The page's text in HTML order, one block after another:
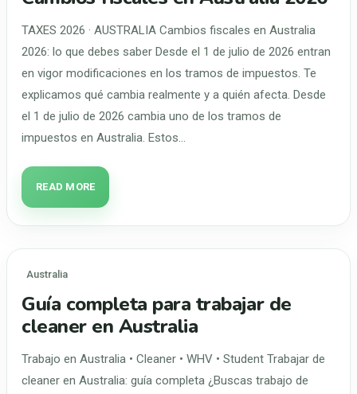
TAXES 2026 · AUSTRALIA Cambios fiscales en Australia
2026: lo que debes saber Desde el 1 de julio de 2026 entran
en vigor modificaciones en los tramos de impuestos. Te
explicamos qué cambia realmente y a quién afecta. Desde
el 1 de julio de 2026 cambia uno de los tramos de
impuestos en Australia. Estos…
READ MORE
Australia
Guía completa para trabajar de
cleaner en Australia
Trabajo en Australia • Cleaner • WHV • Student Trabajar de
cleaner en Australia: guía completa ¿Buscas trabajo de